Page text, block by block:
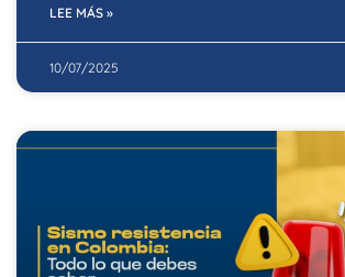
LEE MÁS »
10/07/2025